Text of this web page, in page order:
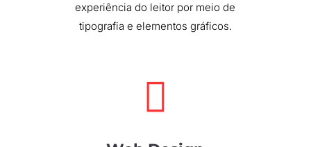
experiência do leitor por meio de
tipografia e elementos gráficos.
